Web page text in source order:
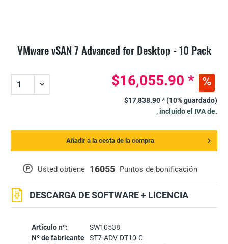
VMware vSAN 7 Advanced for Desktop - 10 Pack
Artículo nº:
SW10538
Nº de fabricante
ST7-ADV-DT10-C
P Usted obtiene 16055 Puntos de bonificación
DESCARGA DE SOFTWARE + LICENCIA
$16,055.90 *
$17,838.90 *(10% guardado)
, incluido el IVA de.
Añadir a la cesta de la compra